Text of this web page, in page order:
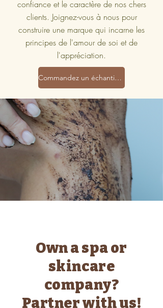
confiance et le caractère de nos chers
clients. Joignez-vous à nous pour
construire une marque qui incarne les
principes de l'amour de soi et de
l'appréciation.
Commandez un échantillon
Own a spa or
skincare
company?
Partner with us!